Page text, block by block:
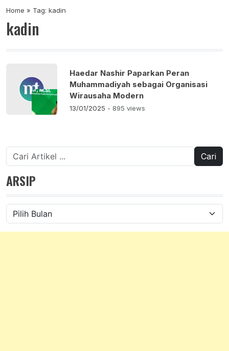
Home » Tag: kadin
kadin
Haedar Nashir Paparkan Peran
Muhammadiyah sebagai Organisasi
Wirausaha Modern
13/01/2025 - 895 views
Cari
untuk:
ARSIP
Arsip